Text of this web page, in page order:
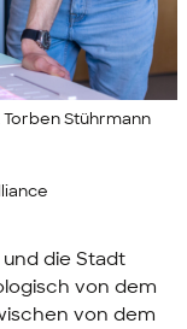
Stührmann
und die Stadt
von dem
von dem